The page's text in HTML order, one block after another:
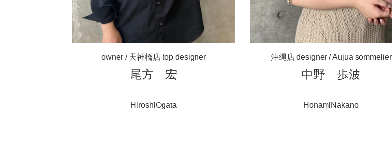
owner / 天神橋店 top designer
尾方 宏
HiroshiOgata
沖縄店 designer / Aujua sommelier
中野 歩波
HonamiNakano